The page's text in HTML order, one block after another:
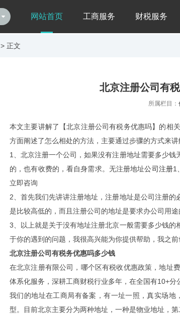
网站首页 工商服务 财税服务
> 正文
北京注册公司有
所属栏目：
本文主要讲解了【北京注册公司有税务优惠吗】的相
方面阐述了怎么相处的方法，主要通过步骤的方式来
1、北京注册一个公司，如果没有注册地址需要多少
的，也有收费的，看自身需求。无注册地址公司注册1
立即咨询
2、首先我们先讲讲注册地址，注册地址是公司注册
是比较高低的，而且注册公司的地址是要求办公司用
3、以上就是关于没有地址注册北京一般需要多少钱
于你的遇到的问题，我很高兴能为你提供帮助，我之
北京注册公司有税务优惠吗多少钱
在北京注册有限公司，哪个区有税收优惠政策，地址
体系化服务，深耕工商财税行业多年，在全国有10+分
我们的地址在工商局有备案，有一址一照，真实场
型。目前北京主要分为两种地址，一种是物业地址，